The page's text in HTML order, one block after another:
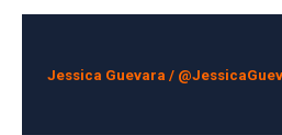
Jessica Guevara /